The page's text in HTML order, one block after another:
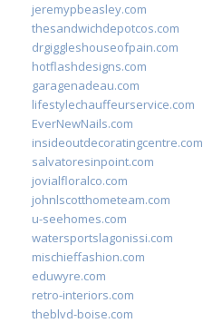
jeremypbeasley.com
thesandwichdepotcos.com
drgiggleshouseofpain.com
hotflashdesigns.com
garagenadeau.com
lifestylechauffeurservice.com
EverNewNails.com
insideoutdecoratingcentre.com
salvatoresinpoint.com
jovialfloralco.com
johnlscotthometeam.com
u-seehomes.com
watersportslagonissi.com
mischieffashion.com
eduwyre.com
retro-interiors.com
theblvd-boise.com